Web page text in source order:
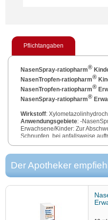
Pflichtangaben
NasenSpray-ratiopharm®
NasenTropfen-ratiopharm®
NasenTropfen-ratiopharm®
NasenSpray-ratiopharm®
Wirkstoff:
Anwendungsgebiete: -
Erwachsene/Kinder: Zur
Schnupfen, bei anfallsweise
Tubenmittelohrkatarrh in
Erwachsene; NasenTropfen
Kinder von 2 bis 6 Jahren
Zu Risiken und
und fragen Sie Ihre Ärztin,
Der Apotheker